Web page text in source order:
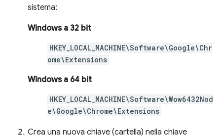
sistema:
Windows a 32 bit
HKEY_LOCAL_MACHINE\Software\Google\Chr
ome\Extensions
Windows a 64 bit
HKEY_LOCAL_MACHINE\Software\Wow6432Nod
e\Google\Chrome\Extensions
Crea una nuova chiave (cartella) nella chiave